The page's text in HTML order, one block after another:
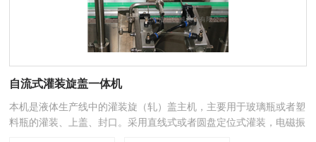
自流式灌装旋盖一体机
本机是液体生产线中的灌装旋（轧）盖主机，主要用于玻璃瓶或者塑
料瓶的灌装、上盖、封口。采用直线式或者圆盘定位式灌装，电磁振